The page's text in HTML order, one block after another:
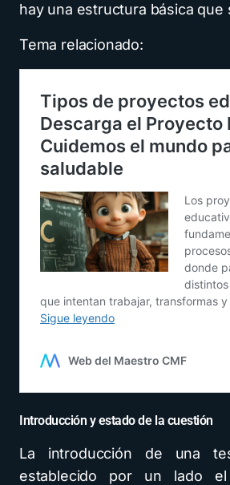
hay una estructura básica que
Tema relacionado:
Introducción y estado de la cuestión
La introducción de una
establecido por un lado